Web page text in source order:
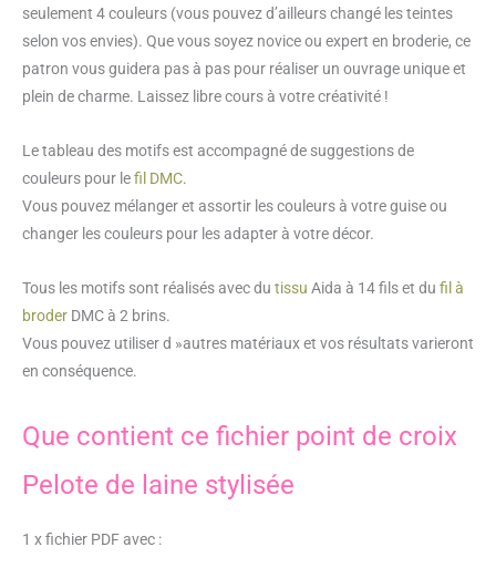
stylisée
seulement 4 couleurs (vous pouvez d’ailleurs changé les teintes
selon vos envies). Que vous soyez novice ou expert en broderie, ce
patron vous guidera pas à pas pour réaliser un ouvrage unique et
plein de charme. Laissez libre cours à votre créativité !
Le tableau des motifs est accompagné de suggestions de
couleurs pour lefil DMC.
Vous pouvez mélanger et assortir les couleurs à votre guise ou
changer les couleurs pour les adapter à votre décor.
Tous les motifs sont réalisés avec du tissu Aida à 14 fils et du fil à
broder DMC à 2 brins.
Vous pouvez utiliser d »autres matériaux et vos résultats varieront
en conséquence.
Que contient ce fichier point de croix
Pelote de laine stylisée
1 x fichier PDF avec :